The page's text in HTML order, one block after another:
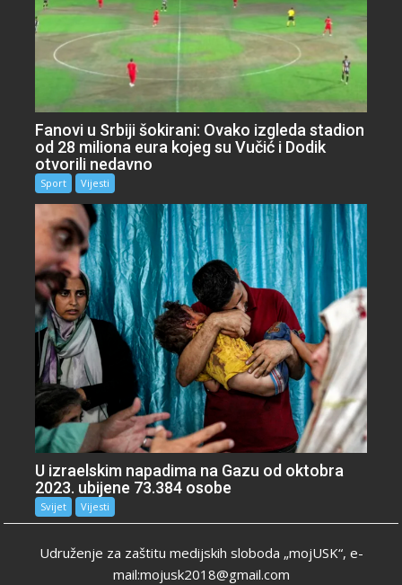
Fanovi u Srbiji šokirani: Ovako izgleda stadion
od 28 miliona eura kojeg su Vučić i Dodik
otvorili nedavno
Sport Vijesti
U izraelskim napadima na Gazu od oktobra
2023. ubijene 73.384 osobe
Svijet Vijesti
Udruženje za zaštitu medijskih sloboda „mojUSK“, e-
mail:mojusk2018@gmail.com